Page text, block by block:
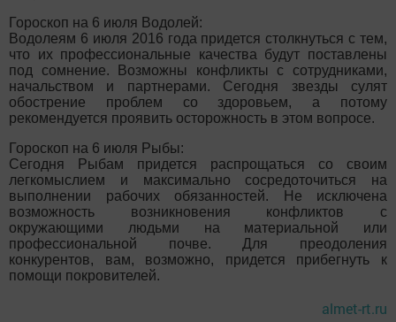
Гороскоп на 6 июля Водолей:
Водолеям 6 июля 2016 года придется столкнуться с тем,
что их профессиональные качества будут поставлены
под сомнение. Возможны конфликты с сотрудниками,
начальством и партнерами. Сегодня звезды сулят
обострение проблем со здоровьем, а потому
рекомендуется проявить осторожность в этом вопросе.
Гороскоп на 6 июля Рыбы:
Сегодня Рыбам придется распрощаться со своим
легкомыслием и максимально сосредоточиться на
выполнении рабочих обязанностей. Не исключена
возможность возникновения конфликтов с
окружающими людьми на материальной или
профессиональной почве. Для преодоления
конкурентов, вам, возможно, придется прибегнуть к
помощи покровителей.
almet-rt.ru